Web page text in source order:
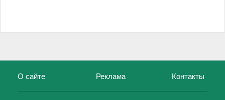
О сайте Реклама Контакты